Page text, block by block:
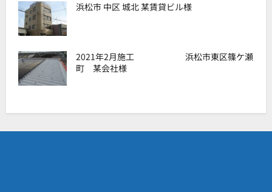
浜松市 中区 城北 某賃貸ビル様
2021年2月施工 浜松市東区篠ケ瀬
町 某会社様